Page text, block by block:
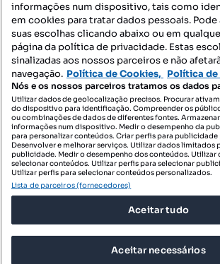
Mapa do Site
Contacte-nos
SIGA-NOS:
DESCARREGAR NA:
© 2026 Imovirtual.com, OLX
informações num dispositivo, tais como
em cookies para tratar dados pessoais.
suas escolhas clicando abaixo ou em
página da política de privacidade. Estas
sinalizadas aos nossos parceiros e não
navegação. Política de Cookies, Política
Nós e os nossos parceiros tratamos os dados
Utilizar dados de geolocalização precisos. Procurar
do dispositivo para identificação. Compreender os
ou combinações de dados de diferentes fontes.
informações num dispositivo. Medir o desempenho da
para personalizar conteúdos. Criar perfis para publicidade
Desenvolver e melhorar serviços. Utilizar dados limitados
publicidade. Medir o desempenho dos conteúdos. Utilizar
selecionar conteúdos. Utilizar perfis para selecionar
Utilizar perfis para selecionar conteúdos personalizados.
Lista de parceiros (fornecedores)
Aceitar tudo
Aceitar necessários